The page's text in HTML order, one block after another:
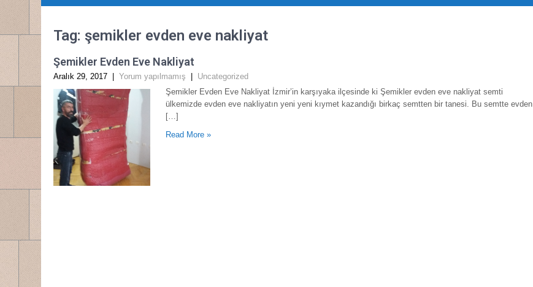
Tag: şemikler evden eve nakliyat
Şemikler Evden Eve Nakliyat
Aralık 29, 2017 | Yorum yapılmamış | Uncategorized
Şemikler Evden Eve Nakliyat İzmir’in karşıyaka ilçesinde ki Şemikler evden eve nakliyat semti
ülkemizde evden eve nakliyatın yeni yeni kıymet kazandığı birkaç semtten bir tanesi. Bu semtte evden
[…]
Read More »